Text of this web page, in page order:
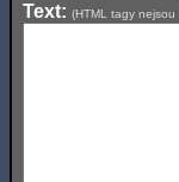
Text: (HTML tagy nejsou